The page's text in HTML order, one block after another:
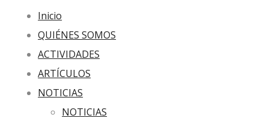
Inicio
QUIÉNES SOMOS
ACTIVIDADES
ARTÍCULOS
NOTICIAS
NOTICIAS